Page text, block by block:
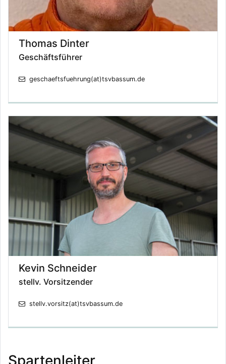
Thomas Dinter
Geschäftsführer
geschaeftsfuehrung(at)tsvbassum.de
Kevin Schneider
stellv. Vorsitzender
stellv.vorsitz(at)tsvbassum.de
Spartenleiter